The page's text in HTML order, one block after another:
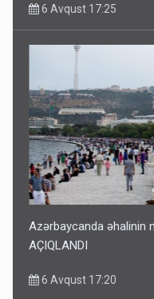
6 Avqust 17:25
Azərbaycanda əhalinin
AÇIQLANDI
6 Avqust 17:20